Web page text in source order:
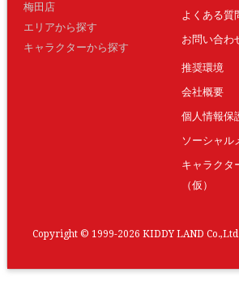
梅田店
エリアから探す
キャラクターから探す
よくある質
お問い合わ
推奨環境
会社概要
個人情報保
ソーシャル
キャラクタ
（仮）
Copyright © 1999-2026 KIDDY LAND